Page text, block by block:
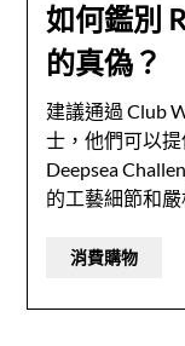
如何鑑別
的真偽？
建議通過 Club
士，他們可以
Deepsea
的工藝細節和
消費購物